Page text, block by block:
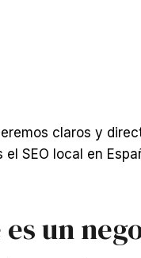
claros y
el SEO local en
es un